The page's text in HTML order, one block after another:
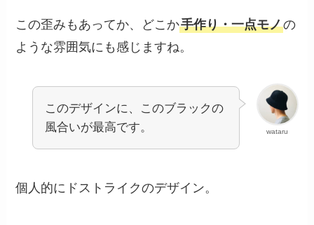
この歪みもあってか、どこか手作り・一点モノの
ような雰囲気にも感じますね。
wataru
このデザインに、このブラックの
風合いが最高です。
個人的にドストライクのデザイン。